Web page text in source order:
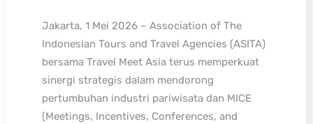
Jakarta, 1 Mei 2026 – Association of The
Indonesian Tours and Travel Agencies (ASITA)
bersama Travel Meet Asia terus memperkuat
sinergi strategis dalam mendorong
pertumbuhan industri pariwisata dan MICE
(Meetings, Incentives, Conferences, and